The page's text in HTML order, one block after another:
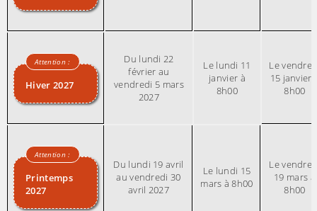
Hiver 2027
Du lundi 22
février au
vendredi 5 mars
2027
Le lundi 11
janvier à
8h00
Le
15 janvier
8h00
Printemps
2027
Du lundi 19 avril
au vendredi 30
avril 2027
Le lundi 15
mars à 8h00
Le
19 mars à
8h00